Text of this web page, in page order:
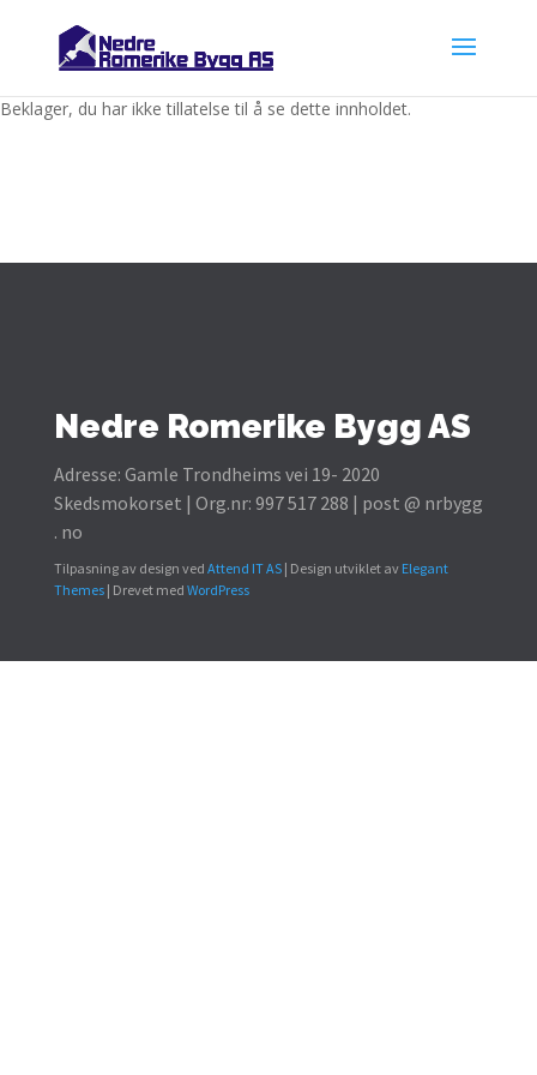
Beklager, du har ikke tillatelse til å se dette innholdet.
Nedre Romerike Bygg AS
Adresse: Gamle Trondheims vei 19- 2020
Skedsmokorset | Org.nr: 997 517 288 | post @ nrbygg
. no
Tilpasning av design ved Attend IT AS| Design utviklet av Elegant
Themes| Drevet med WordPress